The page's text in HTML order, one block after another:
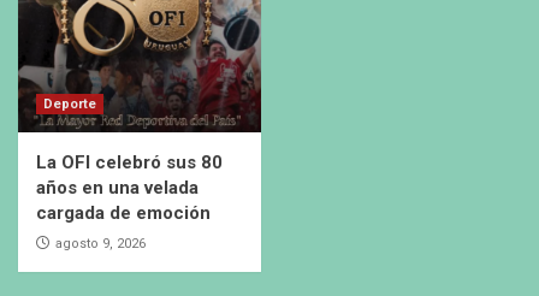
Deporte
La OFI celebró sus 80
años en una velada
cargada de emoción
agosto 9, 2026